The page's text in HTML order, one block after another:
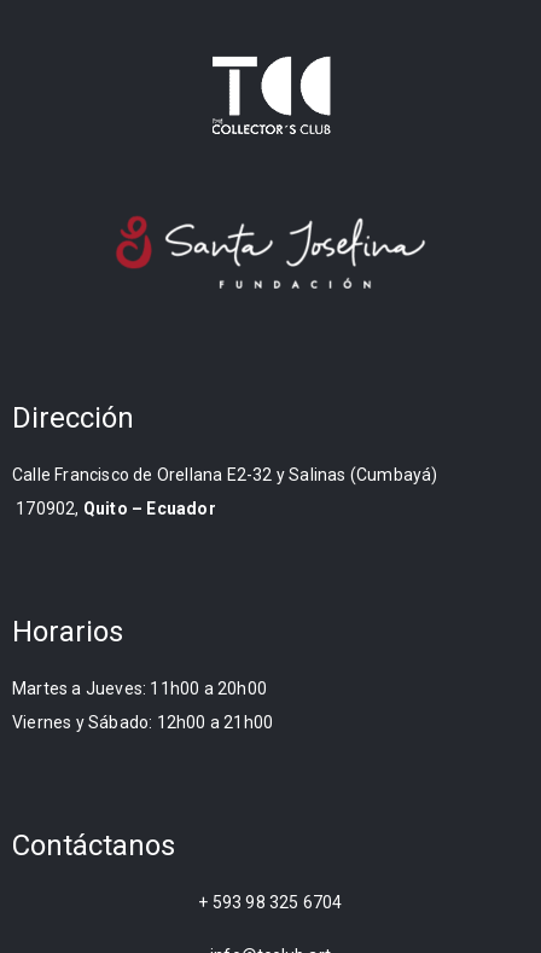
Dirección
Calle Francisco de Orellana E2-32 y Salinas (Cumbayá)
170902, Quito – Ecuador
Horarios
Martes a Jueves: 11h00 a 20h00
Viernes y Sábado: 12h00 a 21h00
Contáctanos
+ 593 98 325 6704